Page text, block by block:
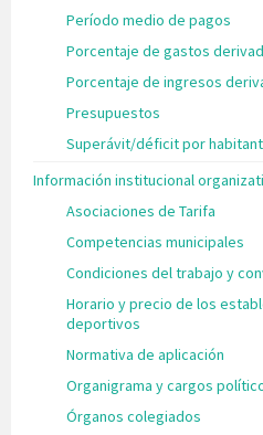
Período medio de pagos
Porcentaje de gastos
Porcentaje de ingresos
Presupuestos
Superávit/déficit por
Información institucional
Asociaciones de Tarifa
Competencias municipales
Condiciones del trabajo y
Horario y precio de los
deportivos
Normativa de aplicación
Organigrama y cargos
Órganos colegiados